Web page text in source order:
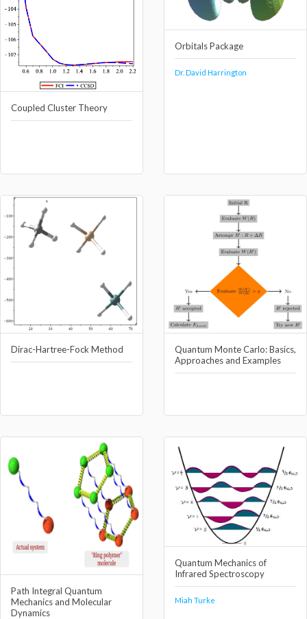
Coupled Cluster Theory
Orbitals Package
Dr. David Harrington
Dirac-Hartree-Fock Method
Quantum Monte Carlo: Basics,
Approaches and Examples
Path Integral Quantum
Mechanics and Molecular
Dynamics
Quantum Mechanics of
Infrared Spectroscopy
Miah Turke